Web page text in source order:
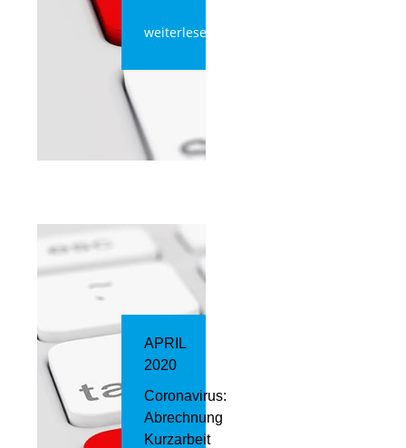
weiterlesen
APRIL
2020
Coronavirus:
Abrechnung
Kurzarbeit